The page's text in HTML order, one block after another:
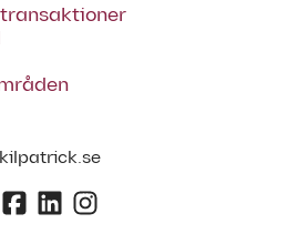
kilpatrick.se